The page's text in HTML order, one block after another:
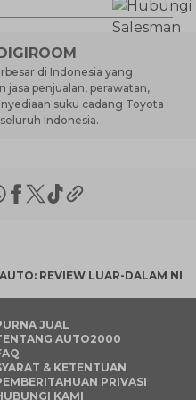
di Indonesia yang
jasa penjualan, perawatan,
suku cadang Toyota
Indonesia.
REVIEW LUAR-DALAM
JUAL
AUTO2000
& KETENTUAN
PRIVASI
KAMI